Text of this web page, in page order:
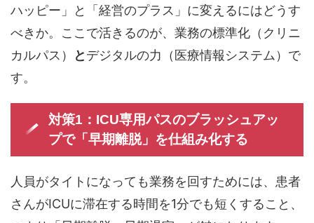
ハッピー」と「経営のプラス」に変えるにはどうす
べきか。ここで活きるのが、業務の標準化（クリニ
カルパス）
とデジタルの力（医療情報システム）で
す。
対策1：ICU専用パスのブラッシュアッ
プで「早期離脱」を仕組み化する
人員がタイトになっても業務を回すためには、患者
さんがICUに滞在する時間を1分でも短くすること、